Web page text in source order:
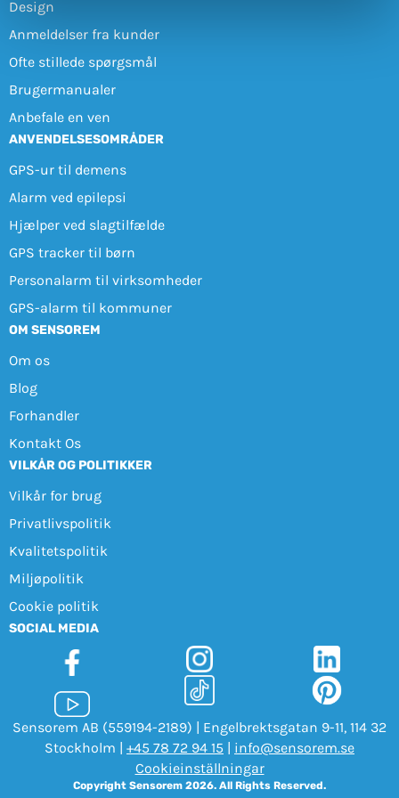
Design
Anmeldelser fra kunder
Ofte stillede spørgsmål
Brugermanualer
Anbefale en ven
ANVENDELSESOMRÅDER
GPS-ur til demens
Alarm ved epilepsi
Hjælper ved slagtilfælde
GPS tracker til børn
Personalarm til virksomheder
GPS-alarm til kommuner
OM SENSOREM
Om os
Blog
Forhandler
Kontakt Os
VILKÅR OG POLITIKKER
Vilkår for brug
Privatlivspolitik
Kvalitetspolitik
Miljøpolitik
Cookie politik
SOCIAL MEDIA
Sensorem AB (559194-2189) | Engelbrektsgatan 9-11, 114 32
Stockholm | +45 78 72 94 15
info@sensorem.se
Cookieinställningar
Copyright Sensorem 2026. All Rights Reserved.